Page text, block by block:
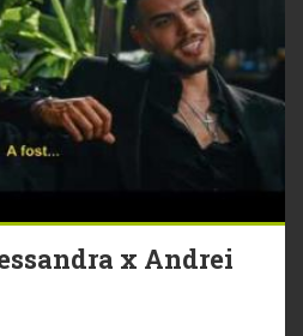
x Andrei